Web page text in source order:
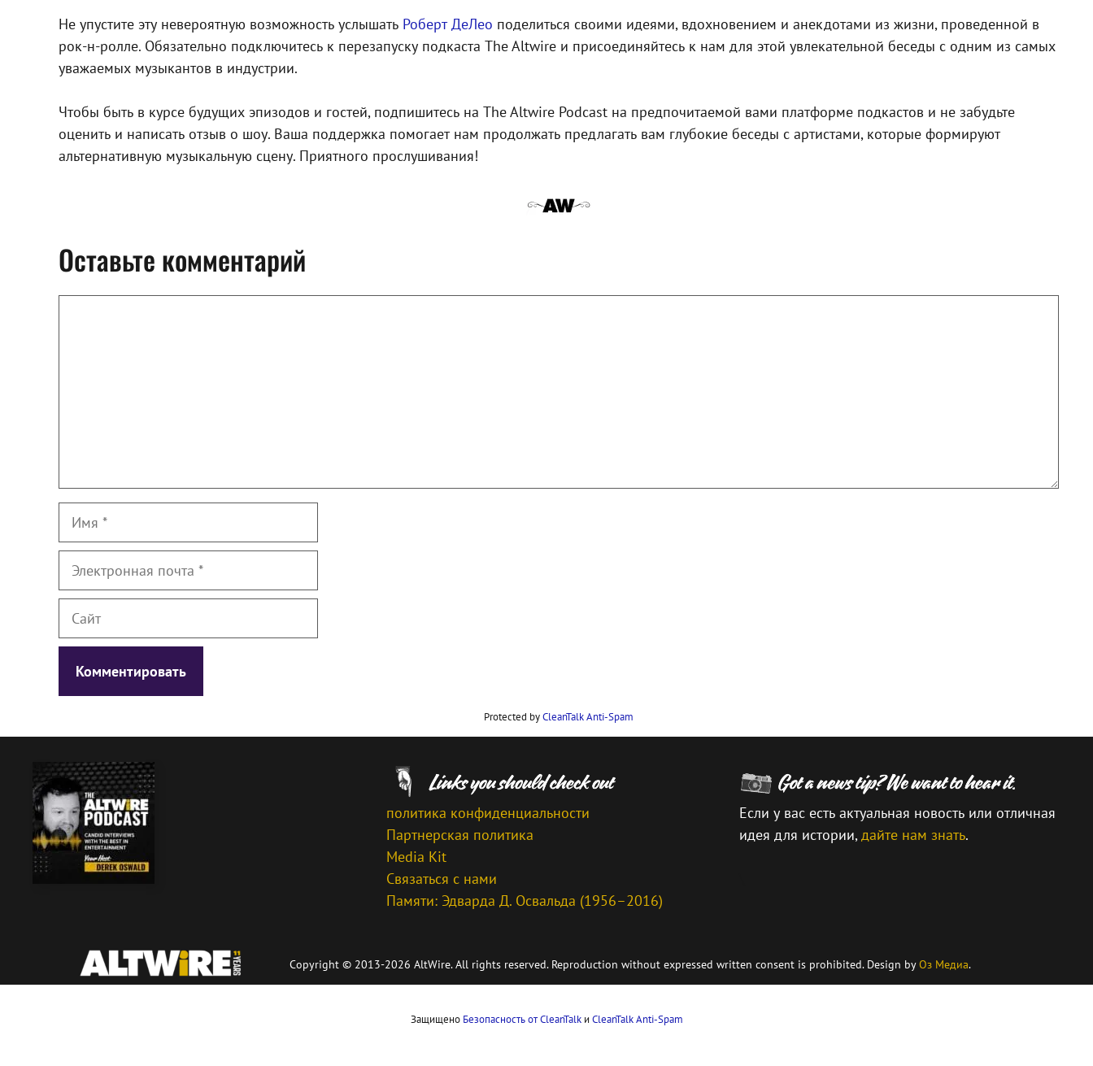
Не упустите эту невероятную возможность услышать Роберт ДеЛео поделиться своими идеями, вдохновением и анекдотами из жизни, проведенной в
рок-н-ролле. Обязательно подключитесь к перезапуску подкаста The Altwire и присоединяйтесь к нам для этой увлекательной беседы с одним из самых
уважаемых музыкантов в индустрии.
Чтобы быть в курсе будущих эпизодов и гостей, подпишитесь на The Altwire Podcast на предпочитаемой вами платформе подкастов и не забудьте
оценить и написать отзыв о шоу. Ваша поддержка помогает нам продолжать предлагать вам глубокие беседы с артистами, которые формируют
альтернативную музыкальную сцену. Приятного прослушивания!
Оставьте комментарий
Имя
Электронная
Сайт
Protected byCleanTalk Anti-Spam
политика конфиденциальности
Партнерская политика
Media Kit
Связаться с нами
Памяти: Эдварда Д. Освальда (1956–2016)
Если у вас есть актуальная новость или отличная
идея для истории,дайте нам знать.
Copyright © 2013-2026 AltWire. All rights reserved. Reproduction without expressed written consent is prohibited. Design byОз Медиа.
Защищено Безопасность от CleanTalkи CleanTalk Anti-Spam